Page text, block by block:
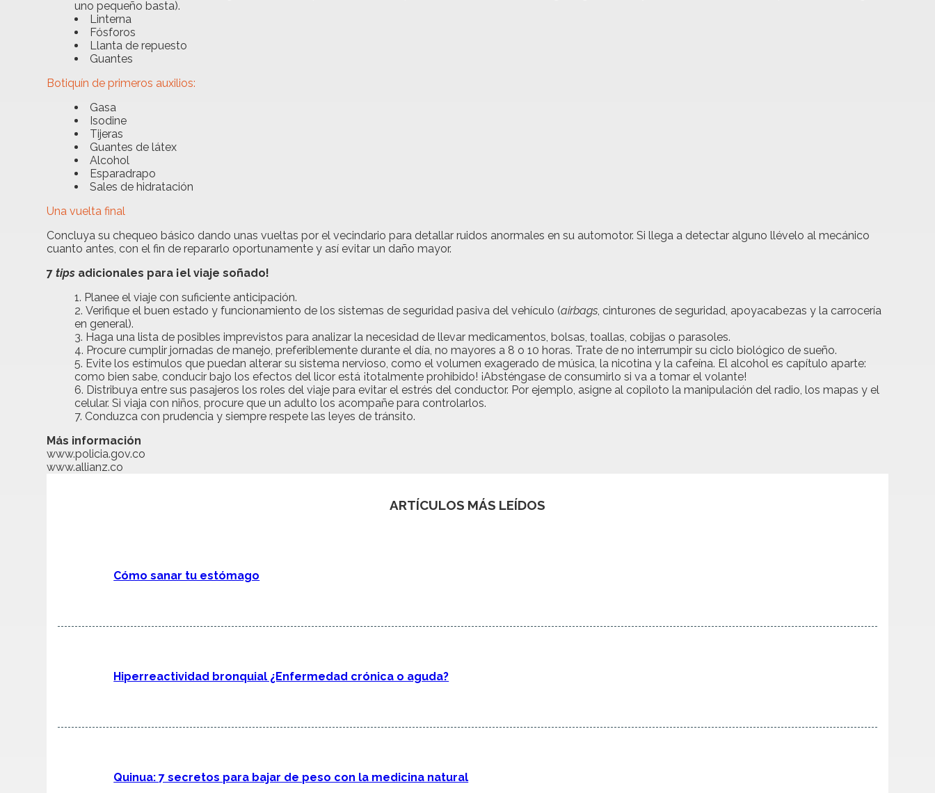
uno pequeño basta).
Linterna
Fósforos
Llanta de repuesto
Guantes
Botiquín de primeros auxilios:
Gasa
Isodine
Tijeras
Guantes de látex
Alcohol
Esparadrapo
Sales de hidratación
Una vuelta final
Concluya su chequeo básico dando unas vueltas por el vecindario para detallar ruidos anormales en su automotor. Si llega a detectar alguno llévelo al mecánico
cuanto antes, con el fin de repararlo oportunamente y así evitar un daño mayor.
7 tips adicionales para ¡el viaje soñado!
Planee el viaje con suficiente anticipación.
Verifique el buen estado y funcionamiento de los sistemas de seguridad pasiva del vehículo (airbags , cinturones de seguridad, apoyacabezas y la carrocería
en general).
Haga una lista de posibles imprevistos para analizar la necesidad de llevar medicamentos, bolsas, toallas, cobijas o parasoles.
Procure cumplir jornadas de manejo, preferiblemente durante el día, no mayores a 8 o 10 horas. Trate de no interrumpir su ciclo biológico de sueño.
Evite los estímulos que puedan alterar su sistema nervioso, como el volumen exagerado de música, la nicotina y la cafeína. El alcohol es capítulo aparte:
como bien sabe, conducir bajo los efectos del licor está ¡totalmente prohibido! ¡Absténgase de consumirlo si va a tomar el volante!
Distribuya entre sus pasajeros los roles del viaje para evitar el estrés del conductor. Por ejemplo, asigne al copiloto la manipulación del radio, los mapas y el
celular. Si viaja con niños, procure que un adulto los acompañe para controlarlos.
Conduzca con prudencia y siempre respete las leyes de tránsito.
Más información
www.policia.gov.co
www.allianz.co
ARTÍCULOS MÁS LEÍDOS
Cómo sanar tu estómago
Hiperreactividad bronquial ¿Enfermedad crónica o aguda?
Quinua: 7 secretos para bajar de peso con la medicina natural